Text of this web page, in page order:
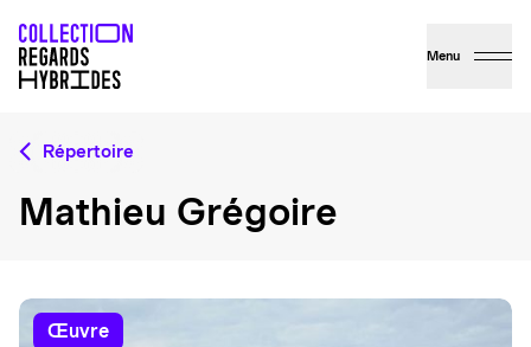
Menu
Répertoire
Mathieu Grégoire
œuvre